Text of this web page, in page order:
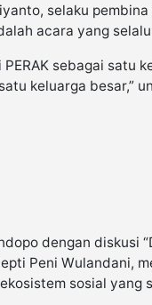
selaku pembina
acara yang
sebagai satu
keluarga besar,”
dengan diskusi
Peni Wulandani,
sosial yang